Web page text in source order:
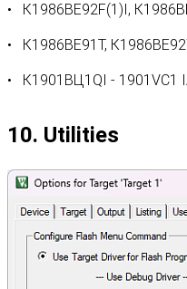
К1986ВЕ92F(1)I,
К1986ВЕ91Т,
К1901ВЦ1QI - 1901VC1
10. Utilities